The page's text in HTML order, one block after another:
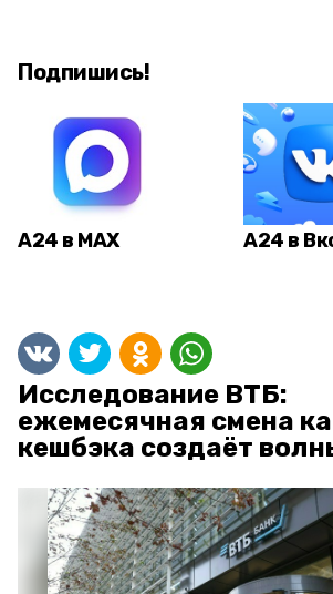
Подпишись!
А24 в MAX А24 в
Исследование ВТБ:
ежемесячная смена
кешбэка создаёт